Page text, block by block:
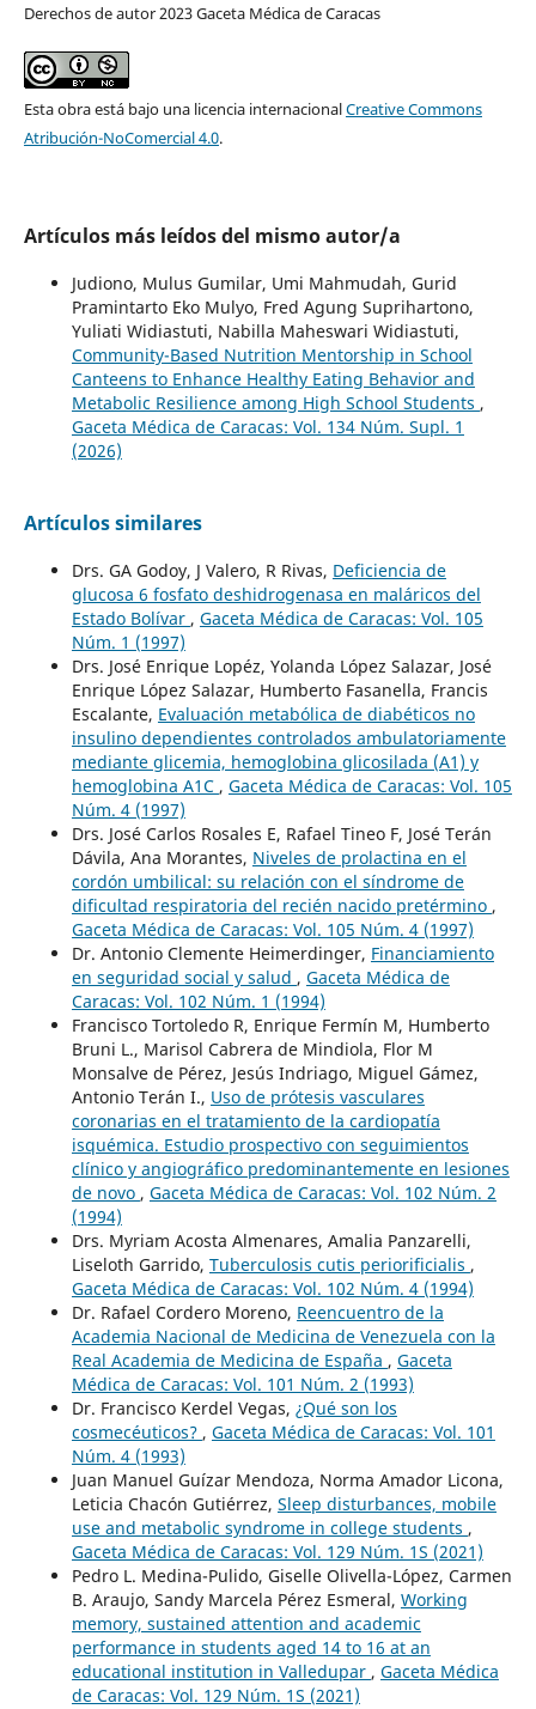
Derechos de autor 2023 Gaceta Médica de Caracas
Esta obra está bajo una licencia internacionalCreative Commons
Atribución-NoComercial 4.0.
Artículos más leídos del mismo autor/a
Judiono, Mulus Gumilar, Umi Mahmudah, Gurid
Pramintarto Eko Mulyo, Fred Agung Suprihartono,
Yuliati Widiastuti, Nabilla Maheswari Widiastuti,
Community-Based Nutrition Mentorship in School
Canteens to Enhance Healthy Eating Behavior and
Metabolic Resilience among High School Students ,
Gaceta Médica de Caracas: Vol. 134 Núm. Supl. 1
(2026)
Artículos similares
Drs. GA Godoy, J Valero, R Rivas, Deficiencia de
glucosa 6 fosfato deshidrogenasa en maláricos del
Estado Bolívar , Gaceta Médica de Caracas: Vol. 105
Núm. 1 (1997)
Drs. José Enrique Lopéz, Yolanda López Salazar, José
Enrique López Salazar, Humberto Fasanella, Francis
Escalante, Evaluación metabólica de diabéticos no
insulino dependientes controlados ambulatoriamente
mediante glicemia, hemoglobina glicosilada (A1) y
hemoglobina A1C , Gaceta Médica de Caracas: Vol. 105
Núm. 4 (1997)
Drs. José Carlos Rosales E, Rafael Tineo F, José Terán
Dávila, Ana Morantes, Niveles de prolactina en el
cordón umbilical: su relación con el síndrome de
dificultad respiratoria del recién nacido pretérmino ,
Gaceta Médica de Caracas: Vol. 105 Núm. 4 (1997)
Dr. Antonio Clemente Heimerdinger, Financiamiento
en seguridad social y salud , Gaceta Médica de
Caracas: Vol. 102 Núm. 1 (1994)
Francisco Tortoledo R, Enrique Fermín M, Humberto
Bruni L., Marisol Cabrera de Mindiola, Flor M
Monsalve de Pérez, Jesús Indriago, Miguel Gámez,
Antonio Terán I., Uso de prótesis vasculares
coronarias en el tratamiento de la cardiopatía
isquémica. Estudio prospectivo con seguimientos
clínico y angiográfico predominantemente en lesiones
de novo , Gaceta Médica de Caracas: Vol. 102 Núm. 2
(1994)
Drs. Myriam Acosta Almenares, Amalia Panzarelli,
Liseloth Garrido, Tuberculosis cutis periorificialis ,
Gaceta Médica de Caracas: Vol. 102 Núm. 4 (1994)
Dr. Rafael Cordero Moreno, Reencuentro de la
Academia Nacional de Medicina de Venezuela con la
Real Academia de Medicina de España , Gaceta
Médica de Caracas: Vol. 101 Núm. 2 (1993)
Dr. Francisco Kerdel Vegas, ¿Qué son los
cosmecéuticos? , Gaceta Médica de Caracas: Vol. 101
Núm. 4 (1993)
Juan Manuel Guízar Mendoza, Norma Amador Licona,
Leticia Chacón Gutiérrez, Sleep disturbances, mobile
use and metabolic syndrome in college students ,
Gaceta Médica de Caracas: Vol. 129 Núm. 1S (2021)
Pedro L. Medina-Pulido, Giselle Olivella-López, Carmen
B. Araujo, Sandy Marcela Pérez Esmeral, Working
memory, sustained attention and academic
performance in students aged 14 to 16 at an
educational institution in Valledupar , Gaceta Médica
de Caracas: Vol. 129 Núm. 1S (2021)